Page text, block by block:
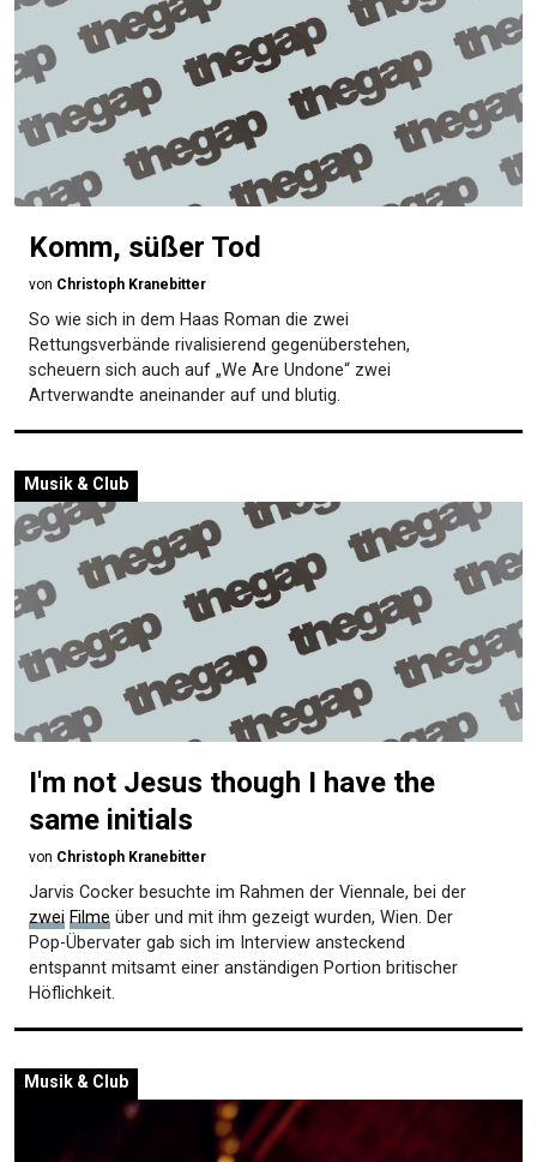
Komm, süßer Tod
von Christoph Kranebitter
So wie sich in dem Haas Roman die zwei
Rettungsverbände rivalisierend gegenüberstehen,
scheuern sich auch auf „We Are Undone“ zwei
Artverwandte aneinander auf und blutig.
Musik & Club
I'm not Jesus though I have the
same initials
von Christoph Kranebitter
Jarvis Cocker besuchte im Rahmen der Viennale, bei der
zwei Filme über und mit ihm gezeigt wurden, Wien. Der
Pop-Übervater gab sich im Interview ansteckend
entspannt mitsamt einer anständigen Portion britischer
Höflichkeit.
Musik & Club